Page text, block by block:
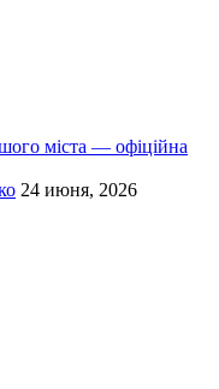
міста — офіційна
24 июня, 2026